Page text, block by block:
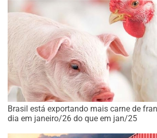
Brasil está exportando mais carne de
dia em janeiro/26 do que em jan/25